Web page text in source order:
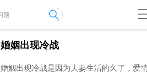
婚姻出现冷战
婚姻出现冷战是因为夫妻生活的久了，爱